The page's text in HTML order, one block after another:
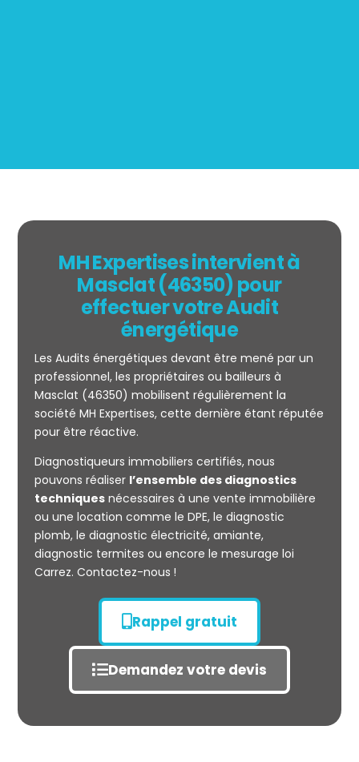
Mesurage
CARREZ
MH Expertises intervient à
Masclat (46350) pour
effectuer votre Audit
énergétique
Les Audits énergétiques devant être mené par un
professionnel, les propriétaires ou bailleurs à
Masclat (46350) mobilisent régulièrement la
société MH Expertises, cette dernière étant réputée
pour être réactive.
Diagnostiqueurs immobiliers certifiés, nous
pouvons réaliser l’ensemble des diagnostics
techniquesnécessaires à une vente immobilière
ou une location comme le DPE, le diagnostic
plomb, le diagnostic électricité, amiante,
diagnostic termites ou encore le mesurage loi
Carrez. Contactez-nous !
Rappel gratuit
Demandez votre devis